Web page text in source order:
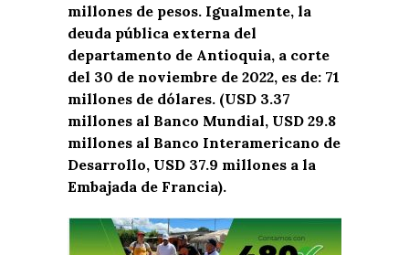
millones de pesos. Igualmente, la
deuda pública externa del
departamento de Antioquia, a corte
del 30 de noviembre de 2022, es de: 71
millones de dólares. (USD 3.37
millones al Banco Mundial, USD 29.8
millones al Banco Interamericano de
Desarrollo, USD 37.9 millones a la
Embajada de Francia).